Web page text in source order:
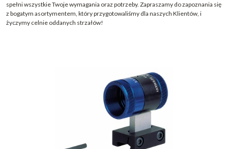
spełni wszystkie Twoje wymagania oraz potrzeby. Zapraszamy do zapoznania się
z bogatym asortymentem, który przygotowaliśmy dla naszych Klientów, i
życzymy celnie oddanych strzałów!